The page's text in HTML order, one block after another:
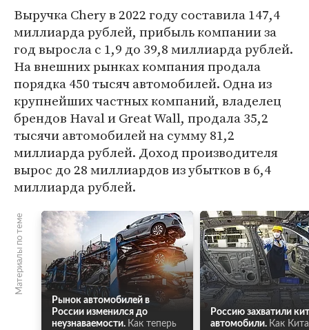
Выручка Chery в 2022 году составила 147,4
миллиарда рублей, прибыль компании за
год выросла с 1,9 до 39,8 миллиарда рублей.
На внешних рынках компания продала
порядка 450 тысяч автомобилей. Одна из
крупнейших частных компаний, владелец
брендов Haval и Great Wall, продала 35,2
тысячи автомобилей на сумму 81,2
миллиарда рублей. Доход производителя
вырос до 28 миллиардов из убытков в 6,4
миллиарда рублей.
Материалы по теме
Рынок автомобилей в
России изменился до
неузнаваемости. Как теперь
Россию захватили
автомобили. Как